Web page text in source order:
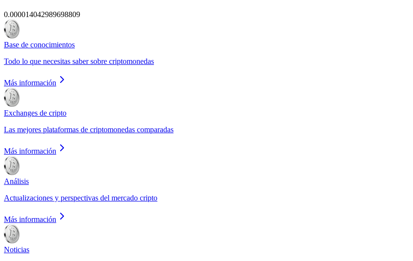
0.000014042989698809
Base de conocimientos
Todo lo que necesitas saber sobre criptomonedas
Más información
Exchanges de cripto
Las mejores plataformas de criptomonedas comparadas
Más información
Análisis
Actualizaciones y perspectivas del mercado cripto
Más información
Noticias